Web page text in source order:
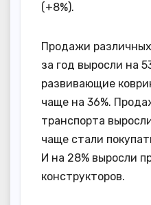
(+8%).
Продажи
за год выросли на
развивающие
чаще на 36%.
транспорта
чаще стали
И на 28% выросли
конструкторов.